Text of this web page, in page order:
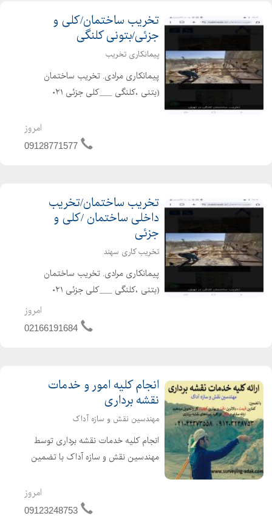
تخریب ساختمان/کلی و
جزئی/بتونی کلنگی
پیمانکاری تخریب
پیمانکاری مرادی. تخریب ساختمان
(بتنی ،کلنگی ___کلی جزئی ۰۲۱
ضایعات ،خاکبرداری ،گودبرداری با انواع
بیل مکانیکی ،بابکت.. باکارگران مجرب ،
امروز
09128771577
تخریب ساختمان/تخریب
داخلی ساختمان /کلی و
جزئی
تخریب کاری سهند
پیمانکاری مرادی. تخریب ساختمان
(بتنی ،کلنگی ___کلی جزئی ۰۲۱
ضایعات ،خاکبرداری ،گودبرداری با انواع
امروز
02166191684
انجام کلیه امور و خدمات
نقشه برداری
مهندسین نقش و سازه آداک
انجام کلیه خدمات نقشه برداری توسط
مهندسین نقش و سازه آداک با تضمین
مشاوره رایگان در کلیه زمینه های نقشه
امروز
09123248753